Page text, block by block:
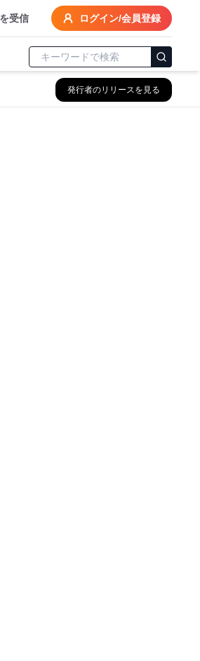
受信 ログイン/会員登録
発行者のリリースを見る